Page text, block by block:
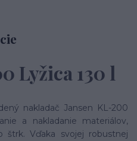
Lyžica 130 l
nakladač Jansen KL-200
a nakladanie materiálov,
štrk. Vďaka svojej robustnej